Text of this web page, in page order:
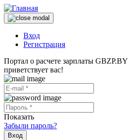
Вход
Регистрация
Портал о расчете зарплаты GBZP.BY
приветствует вас!
Показать
Забыли пароль?
Вход